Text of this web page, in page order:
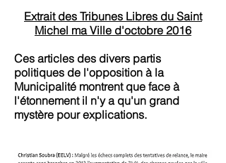
Extrait des Tribunes Libres du Saint
Michel ma Ville d'octobre 2016
Ces articles des divers partis
politiques de l'opposition à la
Municipalité montrent que face à
l'étonnement il n'y a qu'un grand
mystère pour explications.